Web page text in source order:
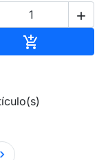


